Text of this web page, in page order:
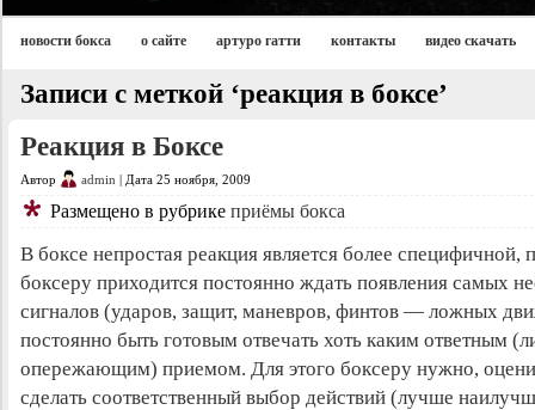
новости бокса о сайте артуро гатти контакты видео скачать
Записи с меткой ‘реакция в боксе’
Реакция в Боксе
Автор admin | Дата 25 ноября, 2009
Размещено в рубрике приёмы бокса
В боксе непростая реакция является более специфичной,
боксеру приходится постоянно ждать появления самых
сигналов (ударов, защит, маневров, финтов — ложных
постоянно быть готовым отвечать хоть каким ответным
опережающим) приемом. Для этого боксеру нужно,
сделать соответственный выбор действий (лучше